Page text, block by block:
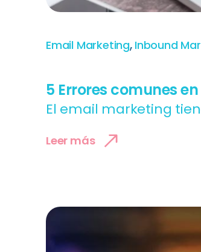
Email Marketing, Inbound
5 Errores comunes
El email marketing
Leer más